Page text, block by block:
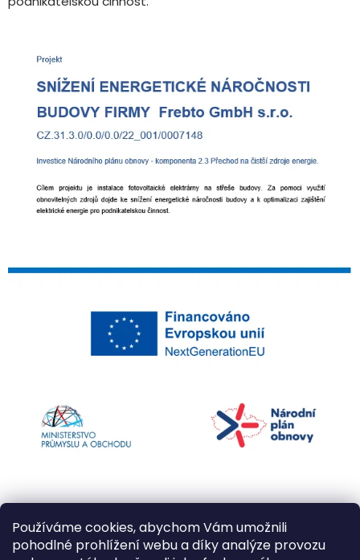
Používáme cookies, abychom Vám umožnili
pohodlné prohlížení webu a díky analýze provozu